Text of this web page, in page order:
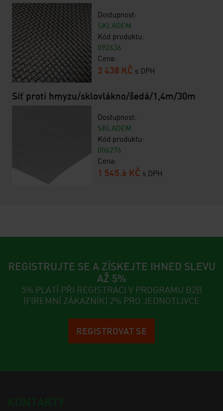
Dostupnost:
SKLADEM
Kód produktu:
092636
Cena:
3 438 KČ s DPH
Síť proti hmyzu/sklovlákno/šedá/1,4m/30m
Dostupnost:
SKLADEM
Kód produktu:
006276
Cena:
1 545.6 KČ s DPH
REGISTRUJTE SE A ZÍSKEJTE IHNED SLEVU
AŽ 5%
5% PLATÍ PŘI REGISTRACI V PROGRAMU B2B
(FIREMNÍ ZÁKAZNÍK) 2% PRO JEDNOTLIVCE
REGISTROVAT SE